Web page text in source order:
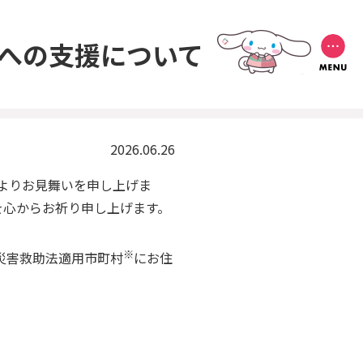
の支援について
2026.06.26
りお見舞いを申し上げま
からお祈り申し上げます。
害救助法適用市町村※にお住